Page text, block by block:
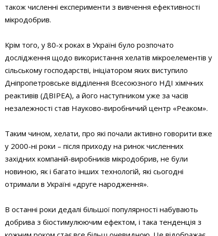
також численні експерименти з вивчення ефективності
мікродобрив.
Крім того, у 80-х роках в Україні було розпочато
дослідження щодо використання хелатів мікроелементів у
сільському господарстві, ініціатором яких виступило
Дніпропетровське відділення Всесоюзного НДІ хімічних
реактивів (ДВІРЕА), а його наступником уже за часів
незалежності став Науково-виробничий центр «Реаком».
Таким чином, хелати, про які почали активно говорити вже
у 2000-ні роки – після приходу на ринок численних
західних компаній-виробників мікродобрив, не були
новиною, як і багато інших технологій, які сьогодні
отримали в Україні «друге народження».
В останні роки дедалі більшої популярності набувають
добрива з біостимулюючим ефектом, і така тенденція з